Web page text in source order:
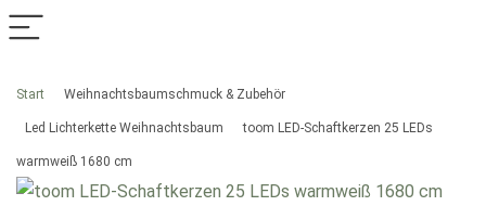
Start Weihnachtsbaumschmuck & Zubehör
Led Lichterkette Weihnachtsbaum toom LED-Schaftkerzen 25 LEDs
warmweiß 1680 cm